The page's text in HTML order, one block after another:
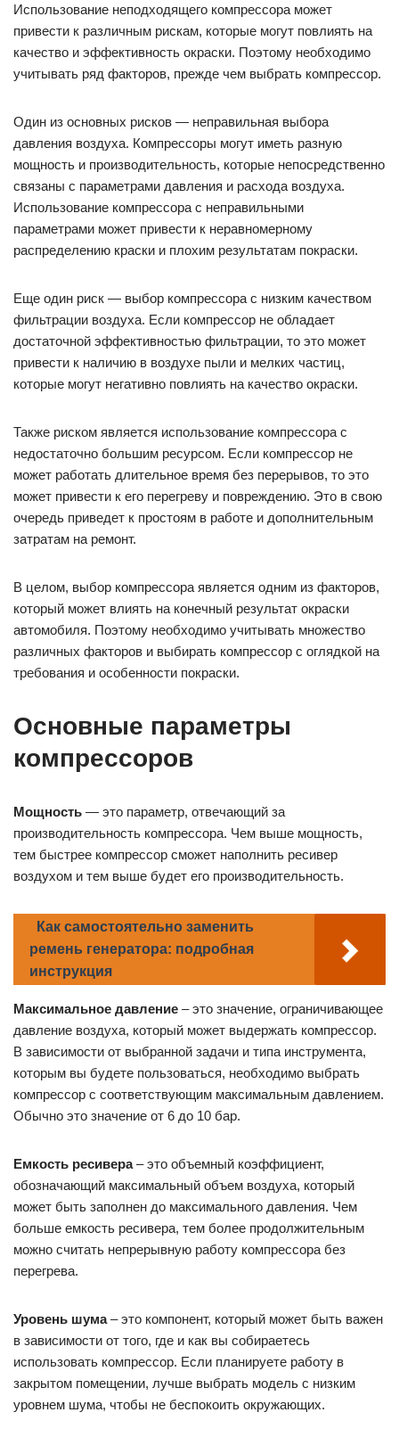
Использование неподходящего компрессора может
привести к различным рискам, которые могут повлиять на
качество и эффективность окраски. Поэтому необходимо
учитывать ряд факторов, прежде чем выбрать компрессор.
Один из основных рисков — неправильная выбора
давления воздуха. Компрессоры могут иметь разную
мощность и производительность, которые непосредственно
связаны с параметрами давления и расхода воздуха.
Использование компрессора с неправильными
параметрами может привести к неравномерному
распределению краски и плохим результатам покраски.
Еще один риск — выбор компрессора с низким качеством
фильтрации воздуха. Если компрессор не обладает
достаточной эффективностью фильтрации, то это может
привести к наличию в воздухе пыли и мелких частиц,
которые могут негативно повлиять на качество окраски.
Также риском является использование компрессора с
недостаточно большим ресурсом. Если компрессор не
может работать длительное время без перерывов, то это
может привести к его перегреву и повреждению. Это в свою
очередь приведет к простоям в работе и дополнительным
затратам на ремонт.
В целом, выбор компрессора является одним из факторов,
который может влиять на конечный результат окраски
автомобиля. Поэтому необходимо учитывать множество
различных факторов и выбирать компрессор с оглядкой на
требования и особенности покраски.
Основные параметры
компрессоров
Мощность — это параметр, отвечающий за
производительность компрессора. Чем выше мощность,
тем быстрее компрессор сможет наполнить ресивер
воздухом и тем выше будет его производительность.
Как самостоятельно заменить
ремень генератора: подробная
инструкция
Максимальное давление – это значение, ограничивающее
давление воздуха, который может выдержать компрессор.
В зависимости от выбранной задачи и типа инструмента,
которым вы будете пользоваться, необходимо выбрать
компрессор с соответствующим максимальным давлением.
Обычно это значение от 6 до 10 бар.
Емкость ресивера– это объемный коэффициент,
обозначающий максимальный объем воздуха, который
может быть заполнен до максимального давления. Чем
больше емкость ресивера, тем более продолжительным
можно считать непрерывную работу компрессора без
перегрева.
Уровень шума– это компонент, который может быть важен
в зависимости от того, где и как вы собираетесь
использовать компрессор. Если планируете работу в
закрытом помещении, лучше выбрать модель с низким
уровнем шума, чтобы не беспокоить окружающих.